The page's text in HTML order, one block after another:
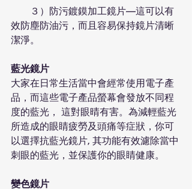
３）防污鍍鏌加工鏡片—這可以有
效防塵防油污，而且容易保持鏡片清晰
潔淨。
藍光鏡片
大家在日常生活當中會經常使用電子產
品，而這些電子產品螢幕會發放不同程
度的藍光， 這對眼晴有害。為減輕藍光
所造成的眼睛疲勞及頭痛等症狀，你可
以選擇抗藍光鏡片, 其功能有效濾除當中
刺眼的藍光，並保護你的眼睛健康。
變色鏡片